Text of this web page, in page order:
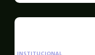
INSTITUCIONAL